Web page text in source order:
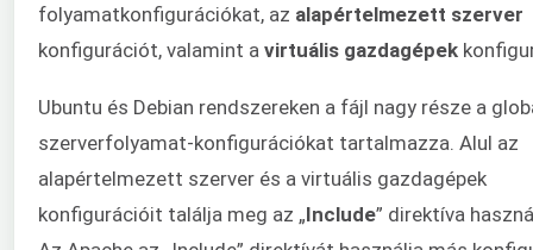
folyamatkonfigurációkat, az alapértelmezett szerver
konfigurációt, valamint a virtuális gazdagépek
Ubuntu és Debian rendszereken a fájl nagy része a
szerverfolyamat-konfigurációkat tartalmazza. Alul az
alapértelmezett szerver és a virtuális gazdagépek
konfigurációit találja meg az „Include” direktíva